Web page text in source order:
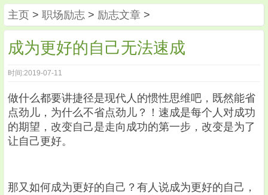
主页 > 职场励志 > 励志文章 >
成为更好的自己无法速成
时间:2019-07-11
做什么都要讲捷径是现代人的惯性思维吧，既然能省
点劲儿，为什么不省点劲儿？！速成是每个人对成功
的期望，改变自己是走向成功的第一步，改变是为了
让自己更好。
那又如何成为更好的自己？有人说成为更好的自己，